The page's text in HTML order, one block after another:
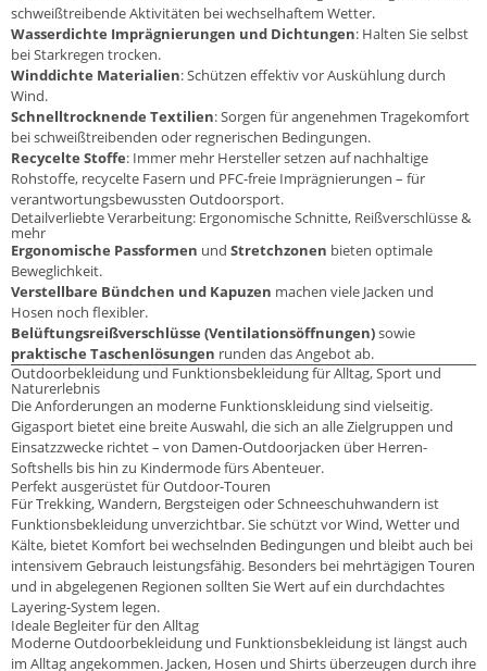
schweißtreibende Aktivitäten bei wechselhaftem Wetter.
Wasserdichte Imprägnierungen und Dichtungen: Halten Sie selbst
bei Starkregen trocken.
Winddichte Materialien: Schützen effektiv vor Auskühlung durch
Wind.
Schnelltrocknende Textilien: Sorgen für angenehmen Tragekomfort
bei schweißtreibenden oder regnerischen Bedingungen.
Recycelte Stoffe: Immer mehr Hersteller setzen auf nachhaltige
Rohstoffe, recycelte Fasern und PFC-freie Imprägnierungen – für
verantwortungsbewussten Outdoorsport.
Detailverliebte Verarbeitung: Ergonomische Schnitte, Reißverschlüsse &
mehr
Ergonomische Passformen und Stretchzonen bieten optimale
Beweglichkeit.
Verstellbare Bündchen und Kapuzen machen viele Jacken und
Hosen noch flexibler.
Belüftungsreißverschlüsse (Ventilationsöffnungen)sowie
praktische Taschenlösungen runden das Angebot ab.
Outdoorbekleidung und Funktionsbekleidung für Alltag, Sport und
Naturerlebnis
Die Anforderungen an moderne Funktionskleidung sind vielseitig.
Gigasport bietet eine breite Auswahl, die sich an alle Zielgruppen und
Einsatzzwecke richtet – von Damen-Outdoorjacken über Herren-
Softshells bis hin zu Kindermode fürs Abenteuer.
Perfekt ausgerüstet für Outdoor-Touren
Für Trekking, Wandern, Bergsteigen oder Schneeschuhwandern ist
Funktionsbekleidung unverzichtbar. Sie schützt vor Wind, Wetter und
Kälte, bietet Komfort bei wechselnden Bedingungen und bleibt auch bei
intensivem Gebrauch leistungsfähig. Besonders bei mehrtägigen Touren
und in abgelegenen Regionen sollten Sie Wert auf ein durchdachtes
Layering-System legen.
Ideale Begleiter für den Alltag
Moderne Outdoorbekleidung und Funktionsbekleidung ist längst auch
im Alltag angekommen. Jacken, Hosen und Shirts überzeugen durch ihre